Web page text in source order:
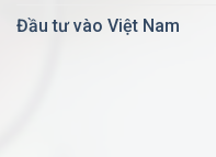
Đầu tư vào Việt Nam